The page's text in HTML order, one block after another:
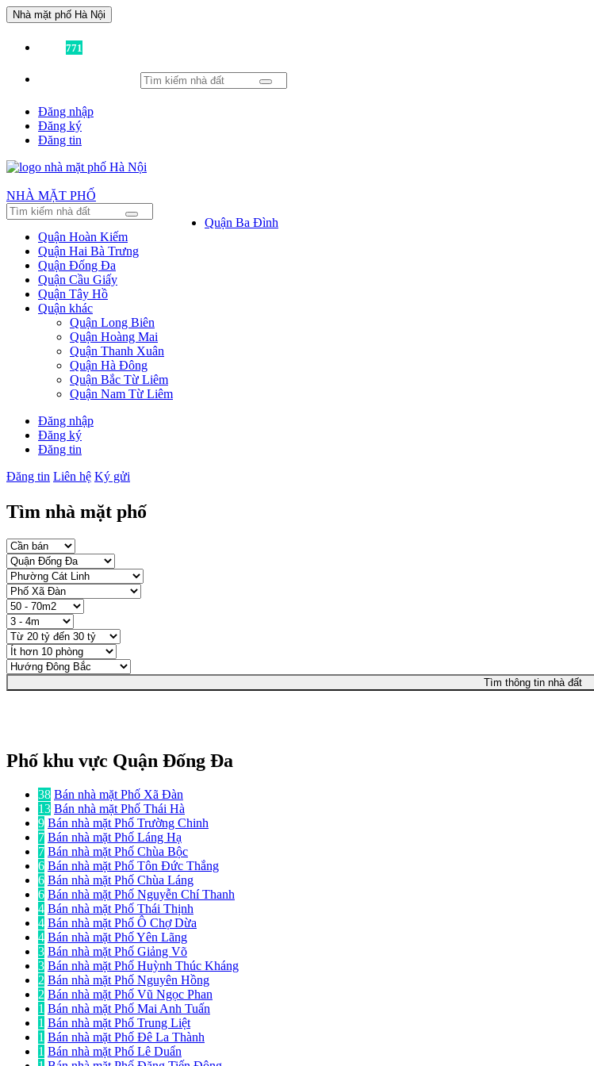
Nhà mặt phố Hà Nội
771
Đăng nhập
Đăng ký
Đăng tin
NHÀ MẶT PHỐ
Quận Ba Đình
Quận Hoàn Kiếm
Quận Hai Bà Trưng
Quận Đống Đa
Quận Cầu Giấy
Quận Tây Hồ
Quận khác
Quận Long Biên
Quận Hoàng Mai
Quận Thanh Xuân
Quận Hà Đông
Quận Bắc Từ Liêm
Quận Nam Từ Liêm
Đăng nhập
Đăng ký
Đăng tin
Đăng tin Liên hệ Ký gửi
Tìm nhà mặt phố
Tìm thông tin nhà đất
Phố khu vực Quận Đống Đa
38 Bán nhà mặt Phố Xã Đàn
13 Bán nhà mặt Phố Thái Hà
9 Bán nhà mặt Phố Trường Chinh
7 Bán nhà mặt Phố Láng Hạ
7 Bán nhà mặt Phố Chùa Bộc
6 Bán nhà mặt Phố Tôn Đức Thắng
6 Bán nhà mặt Phố Chùa Láng
6 Bán nhà mặt Phố Nguyễn Chí Thanh
4 Bán nhà mặt Phố Thái Thịnh
4 Bán nhà mặt Phố Ô Chợ Dừa
4 Bán nhà mặt Phố Yên Lãng
3 Bán nhà mặt Phố Giảng Võ
3 Bán nhà mặt Phố Huỳnh Thúc Kháng
2 Bán nhà mặt Phố Nguyên Hồng
2 Bán nhà mặt Phố Vũ Ngọc Phan
1 Bán nhà mặt Phố Mai Anh Tuấn
1 Bán nhà mặt Phố Trung Liệt
1 Bán nhà mặt Phố Đê La Thành
1 Bán nhà mặt Phố Lê Duẩn